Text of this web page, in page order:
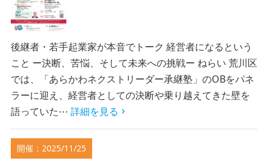
後継者・若手起業家が本音でトーク 経営者になるという
こと ー決断、苦悩、そして未来への挑戦ー ねらい 荒川区
では、「あらかわネクストリーダー承継塾」のOBをパネ
ラーに迎え、経営者としての決断や乗り越えてきた壁を
語っていた⋯ 詳細を見る
開催：2025/11/25